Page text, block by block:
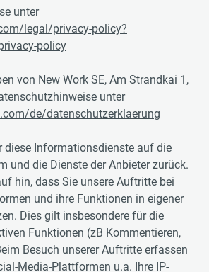
unter
legal/privacy-policy?
policy
von New Work SE, Am Strandkai 1,
unter
de/datenschutzerklaerung
diese Informationsdienste auf die
und die Dienste der Anbieter zurück.
hin, dass Sie unsere Auftritte bei
und ihre Funktionen in eigener
Dies gilt insbesondere für die
Funktionen (zB Kommentieren,
Besuch unserer Auftritte erfassen
Media-Plattformen u.a. Ihre IP-